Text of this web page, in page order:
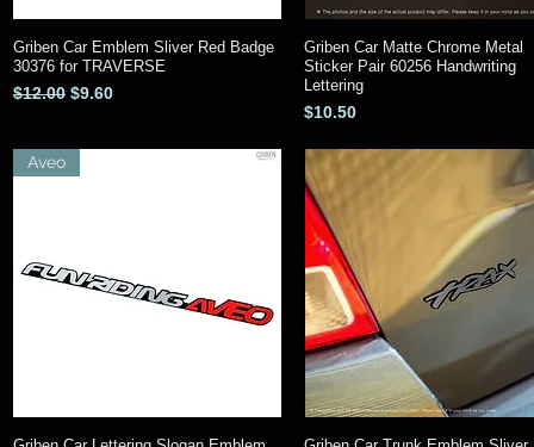
クイックビュー
Griben Car Emblem Sliver Red Badge
30376 for TRAVERSE
通常価格
$12.00 セール価格
$9.60
クイックビュー
Griben Car Matte Chrome Metal
Sticker Pair 60256 Handwriting
Lettering
価格
$10.50
Aveo